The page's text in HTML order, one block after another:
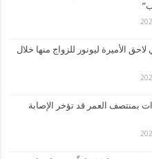
الأميرة ليونور للزواج منها خلال
يحددون 3 عادات بمنتصف العمر قد تؤخر الإصابة